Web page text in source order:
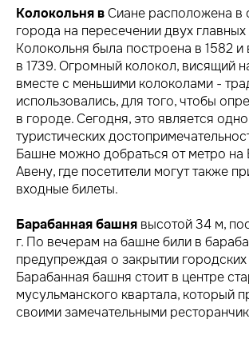
Колокольня вСиане расположена в
города на пересечении двух главных
Колокольня была построена в 1582 и
в 1739. Огромный колокол, висящий
вместе с меньшими колоколами -
использовались, для того, чтобы
в городе. Сегодня, это является
туристических
Башне можно добраться от метро на
Авену, где посетители могут также
входные билеты.
Барабанная башня высотой 34 м,
г. По вечерам на башне били в
предупреждая о закрытии городских
Барабанная башня стоит в центре
мусульманского квартала, который
своими замечательными